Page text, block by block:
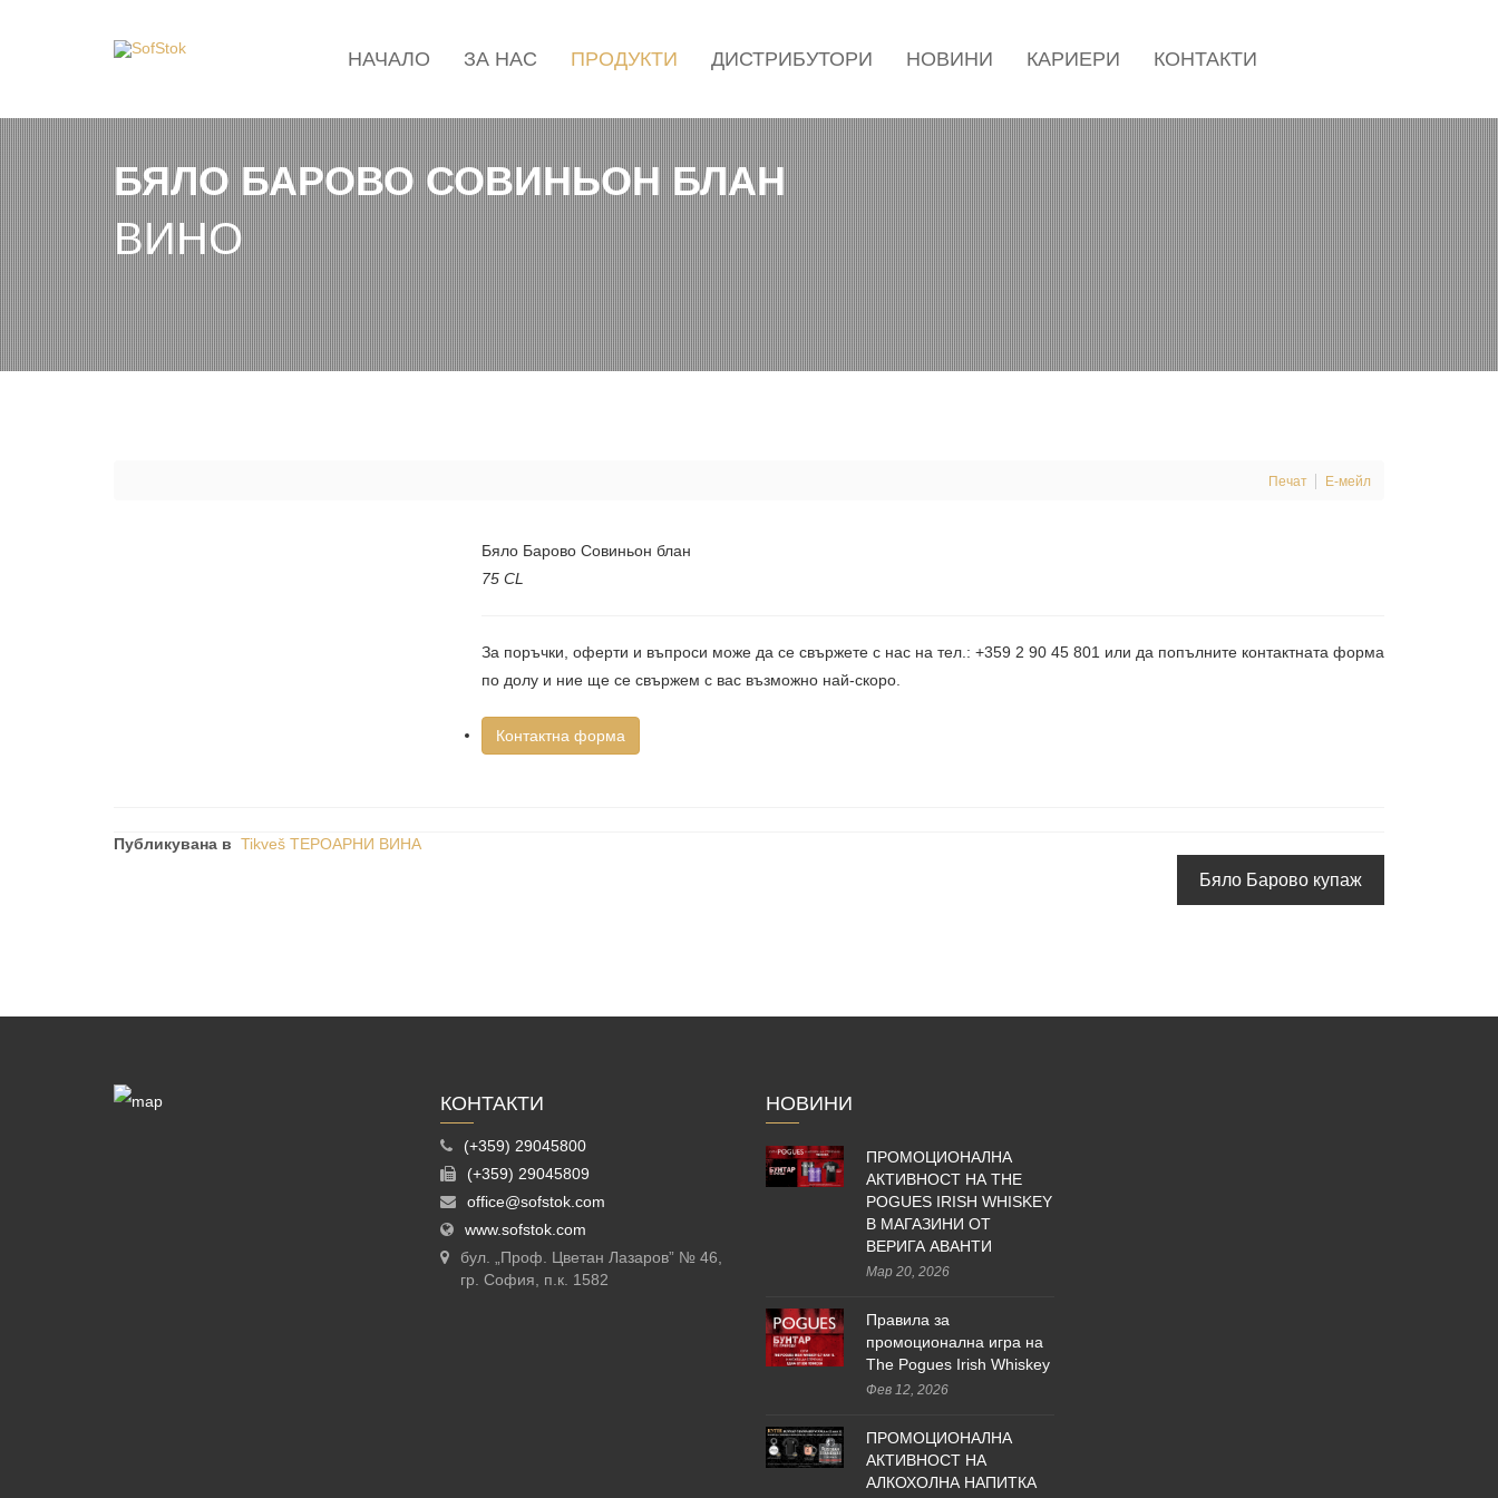
НАЧАЛО ЗА НАС ПРОДУКТИ ДИСТРИБУТОРИ НОВИНИ КАРИЕРИ КОНТАКТИ
ВИНО
БЯЛО БАРОВО СОВИНЬОН БЛАН
Печат Е-мейл
Бяло Барово Совиньон блан
75 CL
За поръчки, оферти и въпроси може да се свържете с нас на тел.: +359 2 90 45 801 или да попълните контактната форма
по долу и ние ще се свържем с вас възможно най-скоро.
Контактна форма
Публикувана в Tikveš ТЕРОАРНИ ВИНА
Бяло Барово купаж
КОНТАКТИ
(+359) 29045800
(+359) 29045809
office@sofstok.com
www.sofstok.com
бул. „Проф. Цветан Лазаров” № 46,
гр. София, п.к. 1582
НОВИНИ
ПРОМОЦИОНАЛНА
АКТИВНОСТ НА THE
POGUES IRISH WHISKEY
В МАГАЗИНИ ОТ
ВЕРИГА АВАНТИ
Мар 20, 2026
Правила за
промоционална игра на
The Pogues Irish Whiskey
Фев 12, 2026
ПРОМОЦИОНАЛНА
АКТИВНОСТ НА
АЛКОХОЛНА НАПИТКА